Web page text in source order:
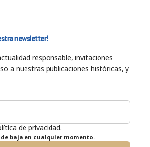
newsletter!
responsable, invitaciones
a nuestras publicaciones históricas, y
de privacidad.
de baja en cualquier momento.